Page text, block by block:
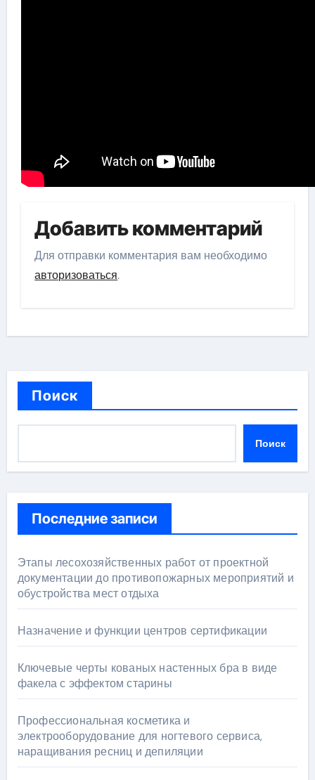
Добавить комментарий
Для отправки комментария вам необходимо
авторизоваться.
Поиск
Поиск
Последние записи
Этапы лесохозяйственных работ от проектной
документации до противопожарных мероприятий и
обустройства мест отдыха
Назначение и функции центров сертификации
Ключевые черты кованых настенных бра в виде
факела с эффектом старины
Профессиональная косметика и
электрооборудование для ногтевого сервиса,
наращивания ресниц и депиляции